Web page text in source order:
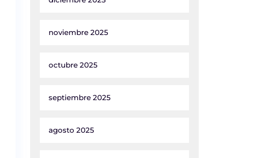
noviembre 2025
octubre 2025
septiembre 2025
agosto 2025